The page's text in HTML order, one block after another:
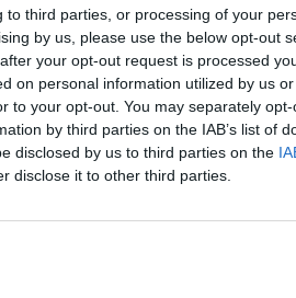
third parties, or processing of your
by us, please use the below opt-out
your opt-out request is processed
on personal information utilized by us
to your opt-out. You may separately
by third parties on the IAB’s list of
disclosed by us to third parties on the
disclose it to other third parties.
NCAA , το
το όνομα αυτού
τακουνάκι που
σταρ της
της ομάδας του επί
ήδη το
το 2014.